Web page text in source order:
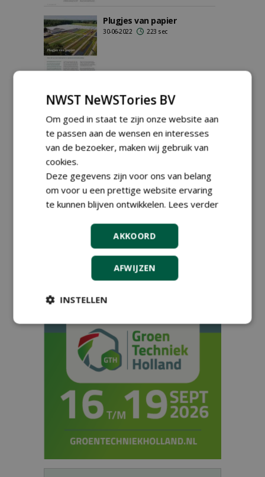
Plugjes van papier
30-06-2022 223 sec
Van Tuijl maakt opkweek
met medium paperpot nog
aantrekkelijker
03-05-2022 219 sec
Kartonnen trays, voor een
duurzamere toekomst in
05-01-2022 255 sec
2
NWST NeWSTories BV
Om goed in staat te zijn onze website aan
te passen aan de wensen en interesses
van de bezoeker, maken wij gebruik van
cookies.
Deze gegevens zijn voor ons van belang
om voor u een prettige website ervaring
te kunnen blijven ontwikkelen. Lees verder
AKKOORD
AFWIJZEN
INSTELLEN